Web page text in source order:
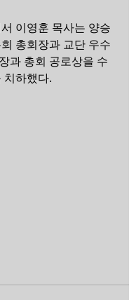
이영훈 목사는 양승
총회장과 교단 우수
과 총회 공로상을 수
치하했다.